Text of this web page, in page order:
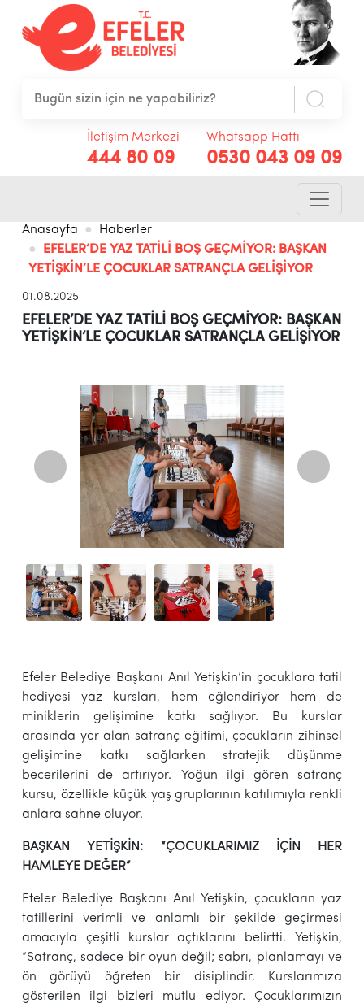
İletişim Merkezi
444 80 09
Whatsapp Hattı
0530 043 09 09
Anasayfa
Haberler
EFELER’DE YAZ TATİLİ BOŞ GEÇMİYOR: BAŞKAN
YETİŞKİN’LE ÇOCUKLAR SATRANÇLA GELİŞİYOR
01.08.2025
EFELER’DE YAZ TATİLİ BOŞ GEÇMİYOR: BAŞKAN
YETİŞKİN’LE ÇOCUKLAR SATRANÇLA GELİŞİYOR
Efeler Belediye Başkanı Anıl Yetişkin’in çocuklara tatil
hediyesi yaz kursları, hem eğlendiriyor hem de
miniklerin gelişimine katkı sağlıyor. Bu kurslar
arasında yer alan satranç eğitimi, çocukların zihinsel
gelişimine katkı sağlarken stratejik düşünme
becerilerini de artırıyor. Yoğun ilgi gören satranç
kursu, özellikle küçük yaş gruplarının katılımıyla renkli
anlara sahne oluyor.
BAŞKAN YETİŞKİN: “ÇOCUKLARIMIZ İÇİN HER
HAMLEYE DEĞER”
Efeler Belediye Başkanı Anıl Yetişkin, çocukların yaz
tatillerini verimli ve anlamlı bir şekilde geçirmesi
amacıyla çeşitli kurslar açtıklarını belirtti. Yetişkin,
“Satranç, sadece bir oyun değil; sabrı, planlamayı ve
ön görüyü öğreten bir disiplindir. Kurslarımıza
gösterilen ilgi bizleri mutlu ediyor. Çocuklarımızın